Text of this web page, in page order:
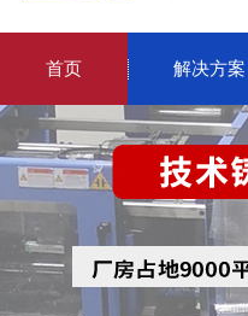
首页 解决方案